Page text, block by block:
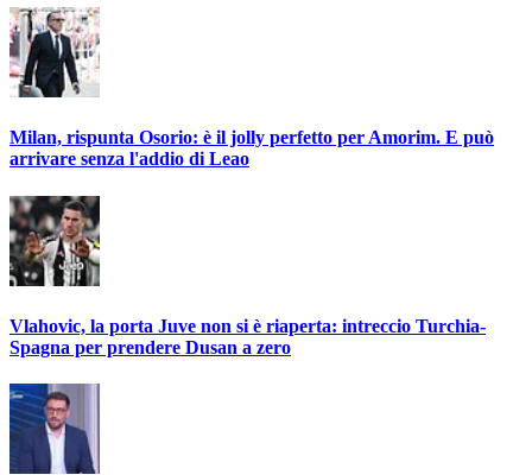
Milan, rispunta Osorio: è il jolly perfetto per Amorim. E può
arrivare senza l'addio di Leao
Vlahovic, la porta Juve non si è riaperta: intreccio Turchia-
Spagna per prendere Dusan a zero